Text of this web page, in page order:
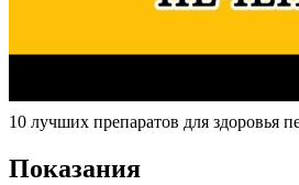
10 лучших препаратов для здоровья
Показания